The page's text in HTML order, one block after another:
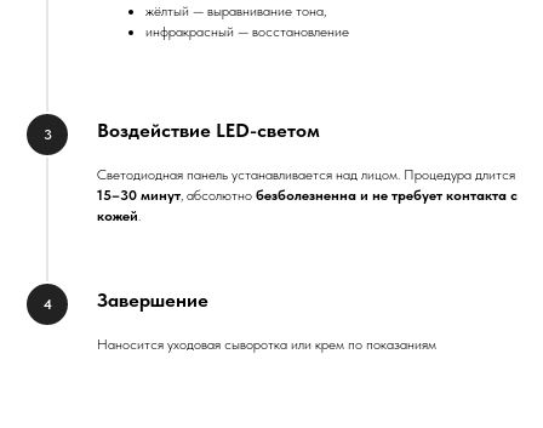
жёлтый — выравнивание тона,
инфракрасный — восстановление
Воздействие LED-светом
Светодиодная панель устанавливается над лицом. Процедура длится
15–30 минут , абсолютно безболезненна и не требует контакта с
кожей
Завершение
Наносится уходовая сыворотка или крем по показаниям